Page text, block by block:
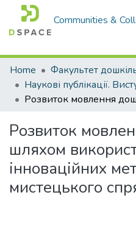
Communities &
Home
Розвиток
шляхом
інноваційних
мистецького